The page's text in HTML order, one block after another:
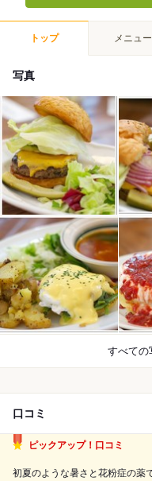
トップ メニュー
写真
すべての
口コミ
ピックアップ！口コミ
初夏のような暑さと花粉症の薬